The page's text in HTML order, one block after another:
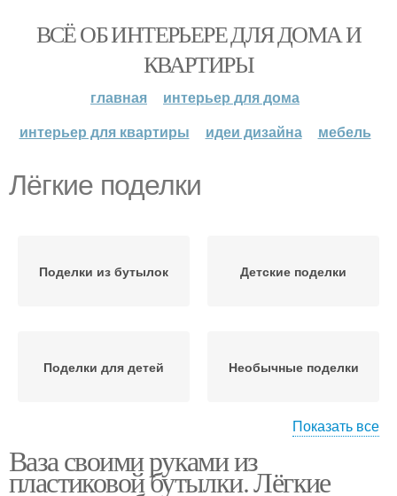
ВСЁ ОБ ИНТЕРЬЕРЕ ДЛЯ ДОМА И
КВАРТИРЫ
главная
интерьер для дома
интерьер для квартиры
идеи дизайна мебель
Лёгкие поделки
Поделки из бутылок Детские поделки
Поделки для детей Необычные поделки
Сладкая поделка
материала
Показать все
Ваза своими руками из
пластиковой бутылки. Лёгкие